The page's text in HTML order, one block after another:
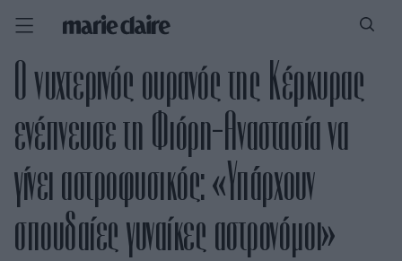
Ο νυχτερινός ουρανός της Κέρκυρας
ενέπνευσε τη Φιόρη-Αναστασία να
γίνει αστροφυσικός: «Υπάρχουν
σπουδαίες γυναίκες αστρονόμοι»